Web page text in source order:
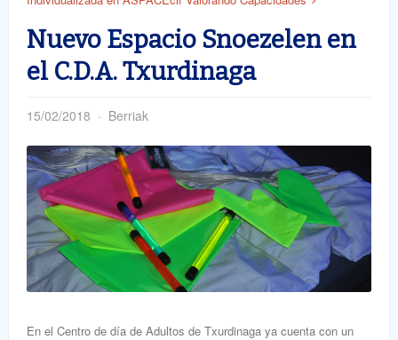
Nuevo Espacio Snoezelen en
el C.D.A. Txurdinaga
15/02/2018 Berriak
En el Centro de día de Adultos de Txurdinaga ya cuenta con un